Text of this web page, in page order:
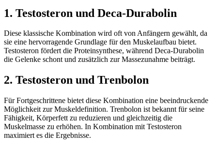
1. Testosteron und Deca-Durabolin
Diese klassische Kombination wird oft von Anfängern gewählt, da
sie eine hervorragende Grundlage für den Muskelaufbau bietet.
Testosteron fördert die Proteinsynthese, während Deca-Durabolin
die Gelenke schont und zusätzlich zur Massezunahme beiträgt.
2. Testosteron und Trenbolon
Für Fortgeschrittene bietet diese Kombination eine beeindruckende
Möglichkeit zur Muskeldefinition. Trenbolon ist bekannt für seine
Fähigkeit, Körperfett zu reduzieren und gleichzeitig die
Muskelmasse zu erhöhen. In Kombination mit Testosteron
maximiert es die Ergebnisse.